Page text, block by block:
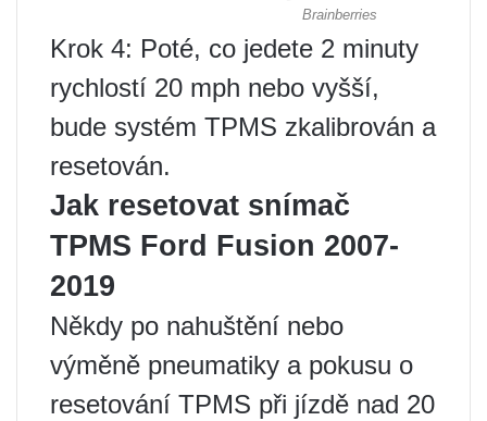
Krok 4: Poté, co jedete 2 minuty
rychlostí 20 mph nebo vyšší,
bude systém TPMS zkalibrován a
resetován.
Jak resetovat snímač
TPMS Ford Fusion 2007-
2019
Někdy po nahuštění nebo
výměně pneumatiky a pokusu o
resetování TPMS při jízdě nad 20